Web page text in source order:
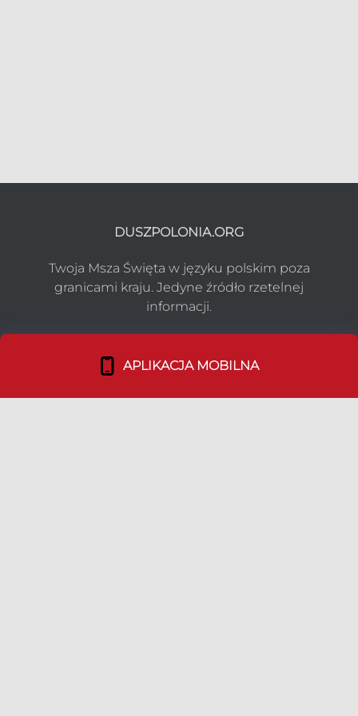
DUSZPOLONIA.ORG
Twoja Msza Święta w języku polskim poza
granicami kraju. Jedyne źródło rzetelnej
informacji.
APLIKACJA MOBILNA